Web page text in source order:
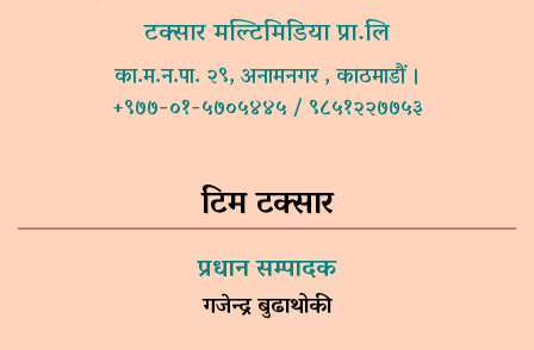
टक्सार मल्टिमिडिया प्रा.लि
का.म.न.पा. २९, अनामनगर , काठमाडौं ।
+९७७-०१-५७०५४४५ / ९८५१२२७७५३
टिम टक्सार
प्रधान सम्पादक
गजेन्द्र बुढाथोकी